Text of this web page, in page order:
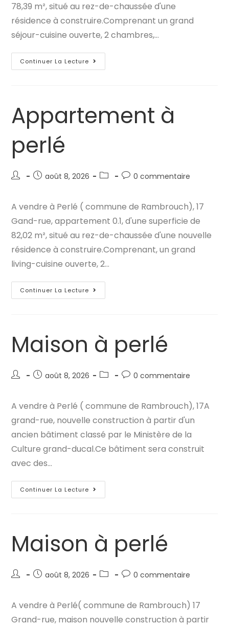
78,39 m², situé au rez-de-chaussée d'une
résidence à construire.Comprenant un grand
séjour-cuisine ouverte, 2 chambres,…
Continuer La Lecture Appartement
À
Appartement à
perlé
Auteur/autrice
publication :
Publication
août 8, 2026
Post
Commentaires
publication :
0 commentaire
A vendre à Perlé ( commune de Rambrouch), 17
Gand-rue, appartement 0.1, d'une superficie de
82,02 m², situé au rez-de-chaussée d'une nouvelle
résidence à construire.Comprenant, un grand
living-cuisine ouverte, 2…
Continuer La Lecture Appartement
À
Maison à perlé
Auteur/autrice
publication :
Publication
août 8, 2026
Post
Commentaires
publication :
0 commentaire
A vendre à Perlé ( commune de Rambrouch), 17A
grand-rue, nouvelle construction à partir d'un
ancien bâtiment classé par le Ministère de la
Culture grand-ducal.Ce bâtiment sera construit
avec des…
Continuer La Lecture Maison
À
Maison à perlé
Auteur/autrice
publication :
Publication
août 8, 2026
Post
Commentaires
publication :
0 commentaire
A vendre à Perlé( commune de Rambrouch) 17
Grand-rue, maison nouvelle construction à partir